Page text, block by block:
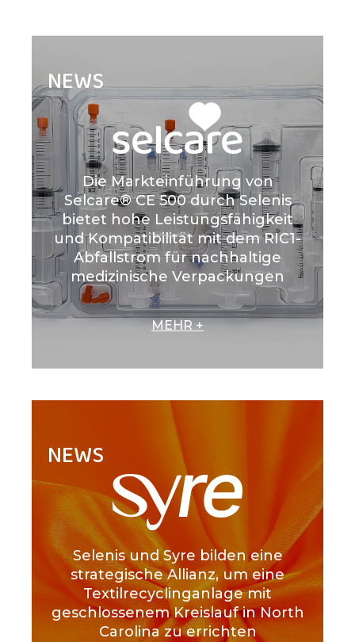
NEWS
Die Markteinführung von
Selcare® CE 500 durch Selenis
bietet hohe Leistungsfähigkeit
und Kompatibilität mit dem RIC1-
Abfallstrom für nachhaltige
medizinische Verpackungen
MEHR +
NEWS
Selenis und Syre bilden eine
strategische Allianz, um eine
Textilrecyclinganlage mit
geschlossenem Kreislauf in North
Carolina zu errichten